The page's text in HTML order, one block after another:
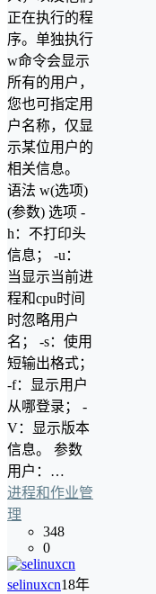
正在执行的程
序。单独执行
w命令会显示
所有的用户，
您也可指定用
户名称，仅显
示某位用户的
相关信息。
语法 w(选项)
(参数) 选项 -
h：不打印头
信息； -u：
当显示当前进
程和cpu时间
时忽略用户
名； -s：使用
短输出格式；
-f：显示用户
从哪登录； -
V：显示版本
信息。 参数
用户：…
进程和作业管
理
348
0
selinuxcn18年